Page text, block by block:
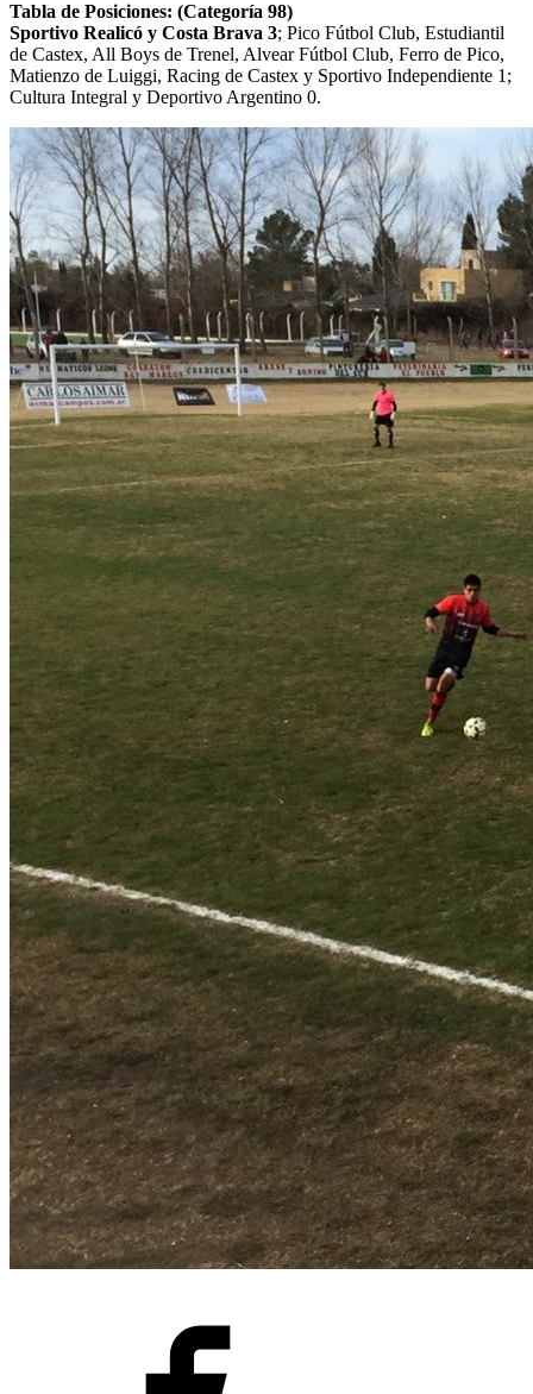
Tabla de Posiciones: (Categoría 98)
Sportivo Realicó y Costa Brava 3; Pico Fútbol Club, Estudiantil
de Castex, All Boys de Trenel, Alvear Fútbol Club, Ferro de Pico,
Matienzo de Luiggi, Racing de Castex y Sportivo Independiente 1;
Cultura Integral y Deportivo Argentino 0.